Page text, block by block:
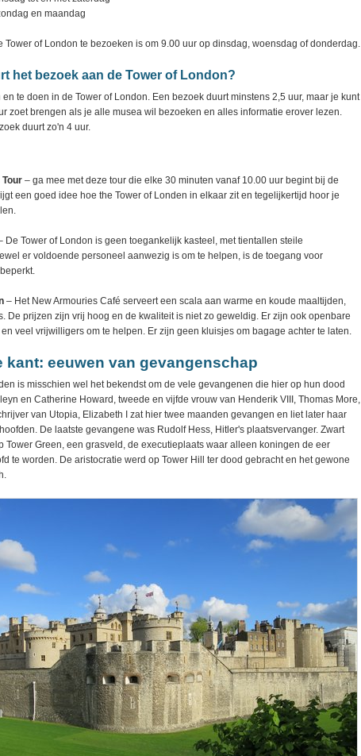
en maandag
Tower of London te bezoeken is om 9.00 uur op dinsdag, woensdag of donderdag.
het bezoek aan de Tower of London?
en te doen in de Tower of London. Een bezoek duurt minstens 2,5 uur, maar je kunt
zoet brengen als je alle musea wil bezoeken en alles informatie erover lezen.
duurt zo'n 4 uur.
– ga mee met deze tour die elke 30 minuten vanaf 10.00 uur begint bij de
een goed idee hoe the Tower of Londen in elkaar zit en tegelijkertijd hoor je
De Tower of London is geen toegankelijk kasteel, met tientallen steile
er voldoende personeel aanwezig is om te helpen, is de toegang voor
– Het New Armouries Café serveert een scala aan warme en koude maaltijden,
De prijzen zijn vrij hoog en de kwaliteit is niet zo geweldig. Er zijn ook openbare
veel vrijwilligers om te helpen. Er zijn geen kluisjes om bagage achter te laten.
kant: eeuwen van gevangenschap
is misschien wel het bekendst om de vele gevangenen die hier op hun dood
en Catherine Howard, tweede en vijfde vrouw van Henderik VIII, Thomas More,
van Utopia, Elizabeth I zat hier twee maanden gevangen en liet later haar
De laatste gevangene was Rudolf Hess, Hitler's plaatsvervanger. Zwart
Tower Green, een grasveld, de executieplaats waar alleen koningen de eer
te worden. De aristocratie werd op Tower Hill ter dood gebracht en het gewone